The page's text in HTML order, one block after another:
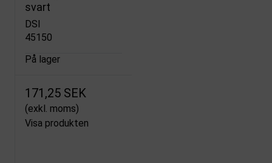
svart
DSI
45150
På lager
171,25 SEK
(exkl. moms)
Visa produkten